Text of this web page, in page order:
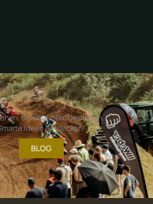
Durchatmen. Genießen.
Ideen entdecken!
BLOG